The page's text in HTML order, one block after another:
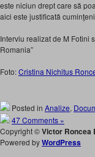
este niciun drept care să
aici este justificată
Interviu realizat de M Fotini
Romania”
Foto:Cristina Nichitus
Posted in Analize,
47 Comments »
Copyright ©Victor Roncea
Powered byWordPress